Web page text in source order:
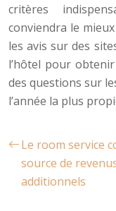
critères
conviendra le
les avis sur des
l’hôtel pour
des questions sur
l’année la plus
Le room service
source de
additionnels